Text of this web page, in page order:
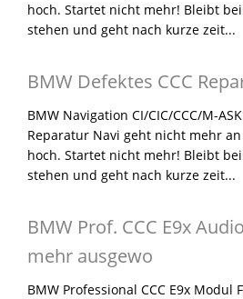
hoch. Startet nicht mehr! Bleibt
stehen und geht nach kurze zeit...
BMW Defektes CCC
BMW Navigation CI/CIC/CCC/M-
Reparatur Navi geht nicht mehr
hoch. Startet nicht mehr! Bleibt
stehen und geht nach kurze zeit...
BMW Prof. CCC E9x
mehr ausgewo
BMW Professional CCC E9x Modul